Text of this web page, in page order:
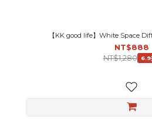
【KK good life】White Space
NT$888
NT$1,280
6.9